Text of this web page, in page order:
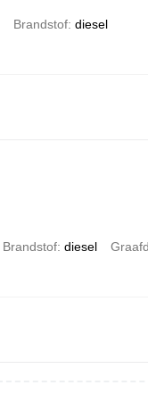
Brandstof diesel
Brandstof diesel